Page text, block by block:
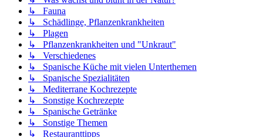
↳ Fauna
↳ Schädlinge, Pflanzenkrankheiten
↳ Plagen
↳ Pflanzenkrankheiten und "Unkraut"
↳ Verschiedenes
↳ Spanische Küche mit vielen Unterthemen
↳ Spanische Spezialitäten
↳ Mediterrane Kochrezepte
↳ Sonstige Kochrezepte
↳ Spanische Getränke
↳ Sonstige Themen
↳ Restauranttipps